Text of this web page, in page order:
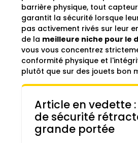
barrière physique, tout
garantit la sécurité lorsque
pas activement rivés sur leur
de la meilleure niche pour le
vous vous concentrez
conformité physique et
plutôt que sur des jouets bon
Article en vedette
de sécurité
grande portée